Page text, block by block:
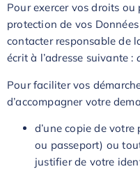
Pour exercer vos droits
protection de vos
contacter responsable de
écrit à l’adresse suivante :
Pour faciliter vos
d’accompagner votre
d’une copie de votre
ou passeport) ou
justifier de votre